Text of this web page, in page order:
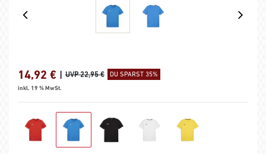
14,92 € | UVP 22,95 € DU SPARST 35%
inkl. 19 % MwSt.